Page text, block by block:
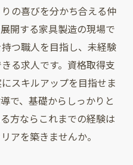
の喜びを分かち合える仲
開する家具製造の現場で
つ職人を目指し、未経験
る求人です。資格取得支
スキルアップを目指せま
で、基礎からしっかりと
方ならこれまでの経験は
アを築きませんか。